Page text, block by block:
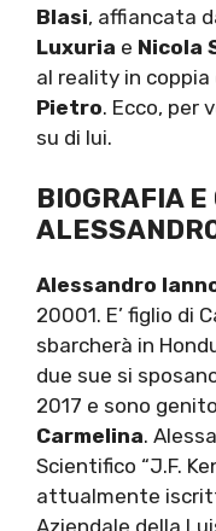
Blasi, affiancata
Luxuria e Nicola
al reality in coppia
Pietro. Ecco, per
su di lui.
BIOGRAFIA E
Alessandro
20001. E’ figlio di
sbarcherà in
due sue si
2017 e sono
Carmelina.
Scientifico “J.F.
attualmente